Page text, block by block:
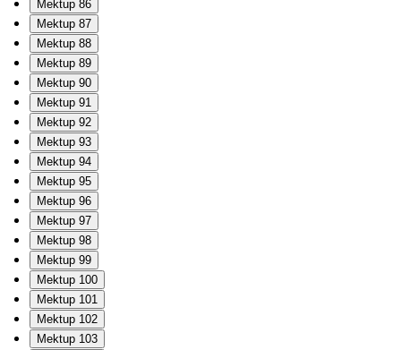
Mektup 86
Mektup 87
Mektup 88
Mektup 89
Mektup 90
Mektup 91
Mektup 92
Mektup 93
Mektup 94
Mektup 95
Mektup 96
Mektup 97
Mektup 98
Mektup 99
Mektup 100
Mektup 101
Mektup 102
Mektup 103